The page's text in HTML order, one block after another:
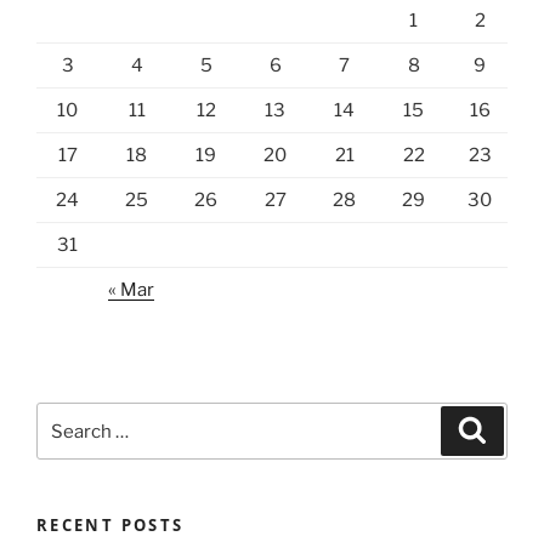
1 2
3 4 5 6 7 8 9
10 11 12 13 14 15 16
17 18 19 20 21 22 23
24 25 26 27 28 29 30
31
« Mar
for:
RECENT POSTS